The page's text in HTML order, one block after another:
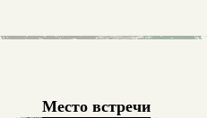
Место встречи